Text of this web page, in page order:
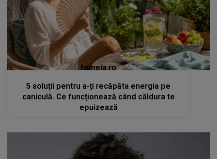
femeia.ro
5 soluții pentru a-ți recăpăta energia pe
caniculă. Ce funcționează când căldura te
epuizează